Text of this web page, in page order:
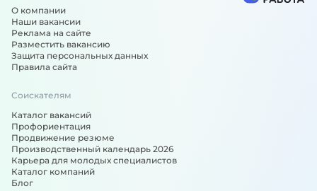
О компании
Наши вакансии
Реклама на сайте
Разместить вакансию
Защита персональных данных
Правила сайта
Соискателям
Каталог вакансий
Профориентация
Продвижение резюме
Производственный календарь 2026
Карьера для молодых специалистов
Каталог компаний
Блог